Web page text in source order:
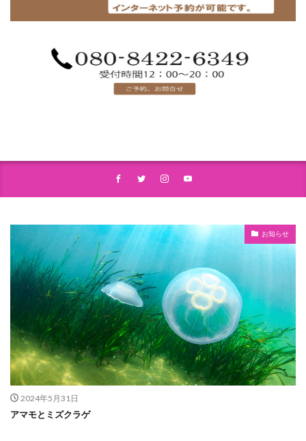
お知らせ
2024年5月31日
アマモとミズクラゲ